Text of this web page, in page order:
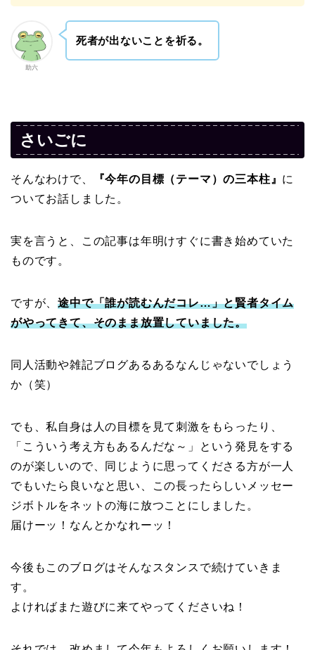
助六
死者が出ないことを祈る。
さいごに
そんなわけで、 『今年の目標（テーマ）の三本柱』 に
ついてお話しました。
実を言うと、この記事は年明けすぐに書き始めていた
ものです。
ですが、途中で「誰が読むんだコレ…」と賢者タイム
がやってきて、そのまま放置していました。
同人活動や雑記ブログあるあるなんじゃないでしょう
か（笑）
でも、私自身は人の目標を見て刺激をもらったり、
「こういう考え方もあるんだな～」という発見をする
のが楽しいので、同じように思ってくださる方が一人
でもいたら良いなと思い、この長ったらしいメッセー
ジボトルをネットの海に放つことにしました。
届けーッ！なんとかなれーッ！
今後もこのブログはそんなスタンスで続けていきま
す。
よければまた遊びに来てやってくださいね！